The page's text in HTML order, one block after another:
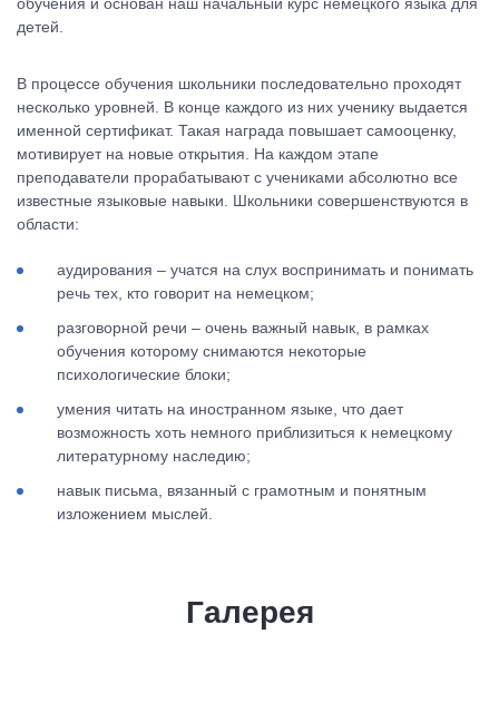
детей.
В процессе обучения школьники последовательно проходят
несколько уровней. В конце каждого из них ученику выдается
именной сертификат. Такая награда повышает самооценку,
мотивирует на новые открытия. На каждом этапе
преподаватели прорабатывают с учениками абсолютно все
известные языковые навыки. Школьники совершенствуются в
области:
аудирования – учатся на слух воспринимать и понимать
речь тех, кто говорит на немецком;
разговорной речи – очень важный навык, в рамках
обучения которому снимаются некоторые
психологические блоки;
умения читать на иностранном языке, что дает
возможность хоть немного приблизиться к немецкому
литературному наследию;
навык письма, вязанный с грамотным и понятным
изложением мыслей.
Галерея